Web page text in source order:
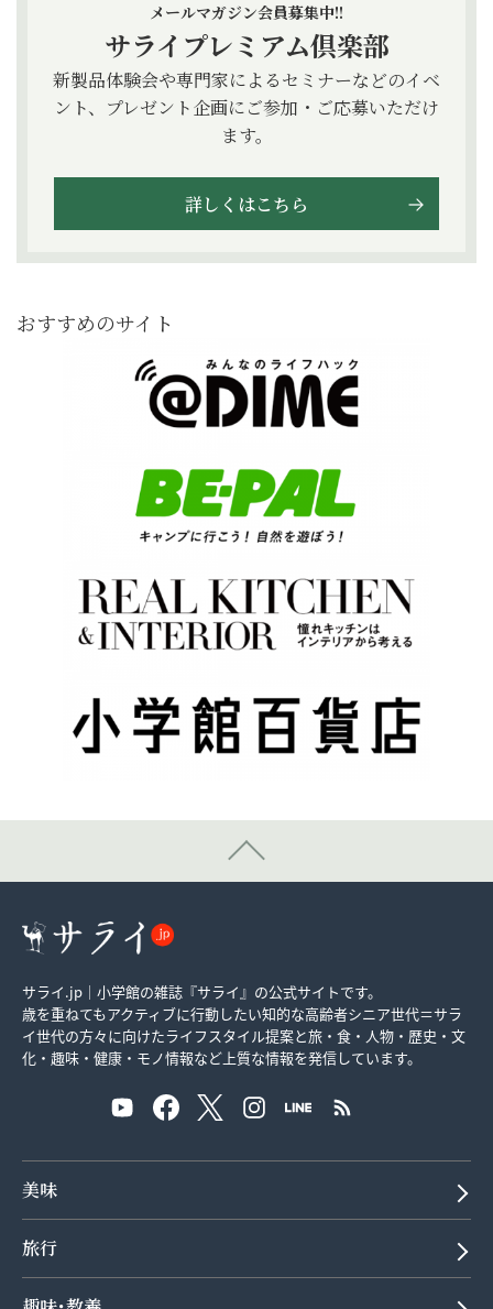
メールマガジン会員募集中!!
サライプレミアム倶楽部
新製品体験会や専門家によるセミナーなどのイベ
ント、プレゼント企画にご参加・ご応募いただけ
ます。
詳しくはこちら
おすすめのサイト
サライ.jp｜小学館の雑誌『サライ』の公式サイトです。
歳を重ねてもアクティブに行動したい知的な高齢者シニア世代＝サラ
イ世代の方々に向けたライフスタイル提案と旅・食・人物・歴史・文
化・趣味・健康・モノ情報など上質な情報を発信しています。
美味
旅行